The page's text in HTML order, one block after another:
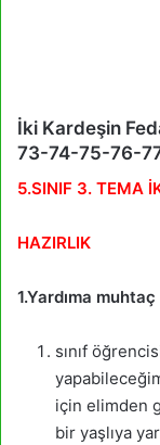
İki Kardeşin
73-74-75-76-
5.SINIF 3. TEMA
HAZIRLIK
1.Yardıma
sınıf
için elimden
bir yaşlıya